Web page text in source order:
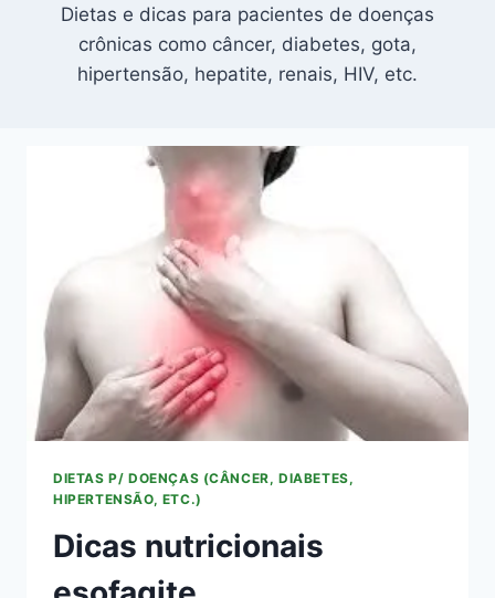
Dietas e dicas para pacientes de doenças
crônicas como câncer, diabetes, gota,
hipertensão, hepatite, renais, HIV, etc.
DIETAS P/ DOENÇAS (CÂNCER, DIABETES,
HIPERTENSÃO, ETC.)
Dicas nutricionais